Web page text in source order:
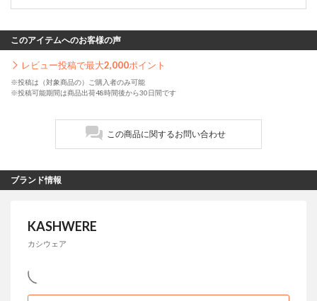
このアイテムへのお客様の声
レビュー投稿で最大2,000ポイント
※投稿は（対象商品の）ご購入者のみ可能
※投稿可能期間は商品出荷48時間後から30日間です
この商品に関するお問い合わせ
ブランド情報
KASHWERE
カシウェア